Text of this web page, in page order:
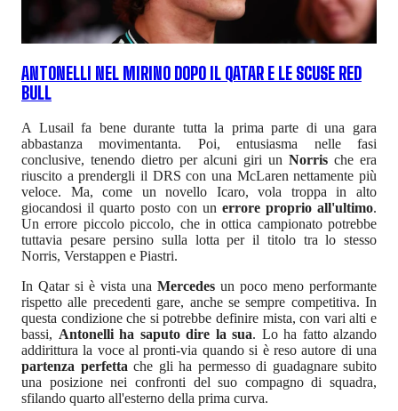
ANTONELLI NEL MIRINO DOPO IL QATAR E LE SCUSE RED
BULL
A Lusail fa bene durante tutta la prima parte di una gara
abbastanza movimentanta. Poi, entusiasma nelle fasi
conclusive, tenendo dietro per alcuni giri un Norris che era
riuscito a prendergli il DRS con una McLaren nettamente più
veloce. Ma, come un novello Icaro, vola troppa in alto
giocandosi il quarto posto con un errore proprio all'ultimo.
Un errore piccolo piccolo, che in ottica campionato potrebbe
tuttavia pesare persino sulla lotta per il titolo tra lo stesso
Norris, Verstappen e Piastri.
In Qatar si è vista una Mercedes un poco meno performante
rispetto alle precedenti gare, anche se sempre competitiva. In
questa condizione che si potrebbe definire mista, con vari alti e
bassi, Antonelli ha saputo dire la sua. Lo ha fatto alzando
addirittura la voce al pronti-via quando si è reso autore di una
partenza perfetta che gli ha permesso di guadagnare subito
una posizione nei confronti del suo compagno di squadra,
sfilando quarto all'esterno della prima curva.